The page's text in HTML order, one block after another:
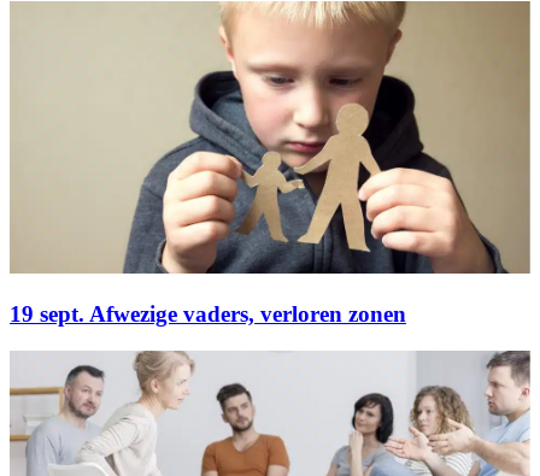
19 sept. Afwezige vaders, verloren zonen